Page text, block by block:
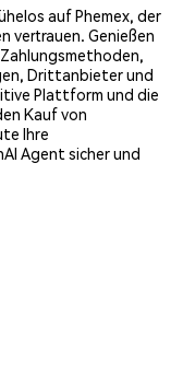
auf Phemex, der
vertrauen. Genießen
Drittanbieter und
Plattform und die
Kauf von
Ihre
Agent sicher und